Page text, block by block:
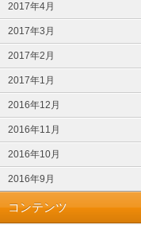
2017年4月
2017年3月
2017年2月
2017年1月
2016年12月
2016年11月
2016年10月
2016年9月
コンテンツ